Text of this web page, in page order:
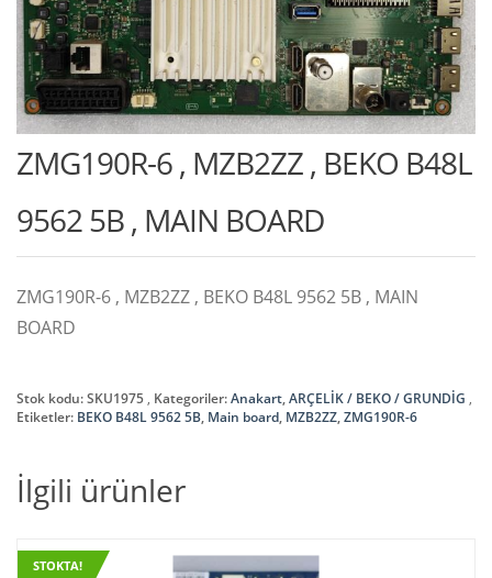
ZMG190R-6 , MZB2ZZ , BEKO B48L
9562 5B , MAIN BOARD
ZMG190R-6 , MZB2ZZ , BEKO B48L 9562 5B , MAIN
BOARD
Stok kodu:SKU1975 Kategoriler:Anakart,ARÇELİK / BEKO / GRUNDİG
Etiketler: BEKO B48L 9562 5B, Main board, MZB2ZZ,ZMG190R-6
İlgili ürünler
STOKTA!